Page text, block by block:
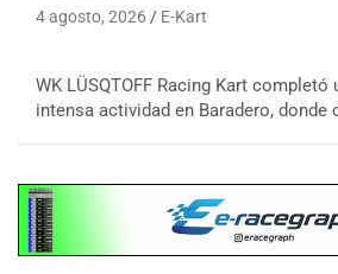
4 agosto, 2026 E-Kart
WK LÜSQTOFF Racing Kart completó
intensa actividad en Baradero, donde
08/09-AGO
IAME SERIES ARGENTINA 6
Ramiro Tot (Asfalto)
KDO - F6
Ciudad de Trenque Lauquen (Asfalto)
Trenque Lauquen (Buenos Aires)